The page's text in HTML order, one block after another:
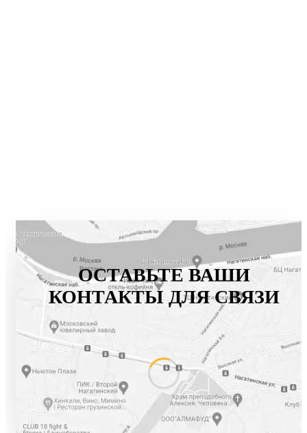
ОСТАВЬТЕ ВАШИ
КОНТАКТЫ ДЛЯ СВЯЗИ